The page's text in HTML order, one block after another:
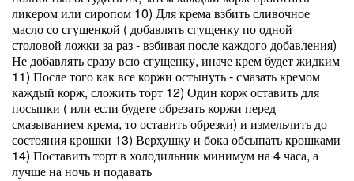
ликером или сиропом 10) Для крема взбить сливочное
масло со сгущенкой ( добавлять сгущенку по одной
столовой ложки за раз - взбивая после каждого добавления)
Не добавлять сразу всю сгущенку, иначе крем будет жидким
11) После того как все коржи остынуть - смазать кремом
каждый корж, сложить торт 12) Один корж оставить для
посыпки ( или если будете обрезать коржи перед
смазыванием крема, то оставить обрезки) и измельчить до
состояния крошки 13) Верхушку и бока обсыпать крошками
14) Поставить торт в холодильник минимум на 4 часа, а
лучше на ночь и подавать